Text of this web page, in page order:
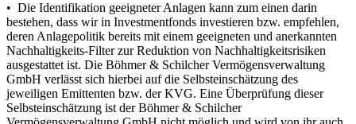
• Die Identifikation geeigneter Anlagen kann zum einen darin
bestehen, dass wir in Investmentfonds investieren bzw. empfehlen,
deren Anlagepolitik bereits mit einem geeigneten und anerkannten
Nachhaltigkeits-Filter zur Reduktion von Nachhaltigkeitsrisiken
ausgestattet ist. Die Böhmer & Schilcher Vermögensverwaltung
GmbH verlässt sich hierbei auf die Selbsteinschätzung des
jeweiligen Emittenten bzw. der KVG. Eine Überprüfung dieser
Selbsteinschätzung ist der Böhmer & Schilcher